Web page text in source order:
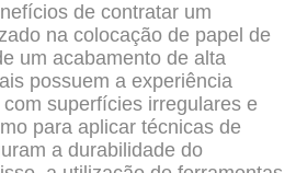
de contratar um
na colocação de papel de
um acabamento de alta
possuem a experiência
superfícies irregulares e
para aplicar técnicas de
a durabilidade do